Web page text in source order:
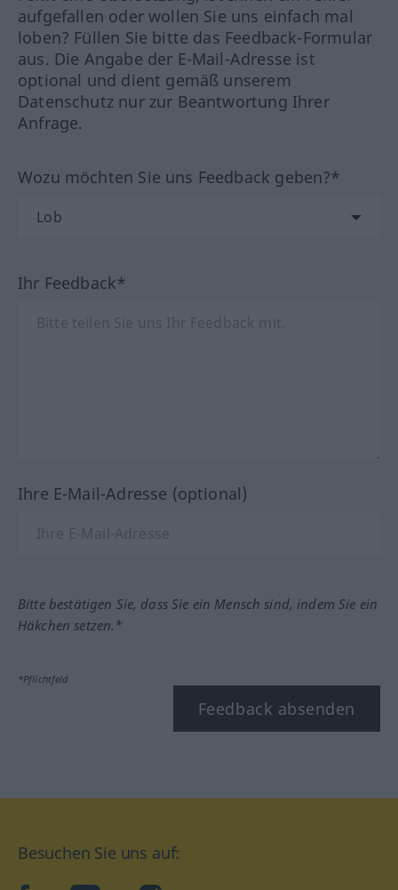
aufgefallen oder wollen Sie uns einfach mal
loben? Füllen Sie bitte das Feedback-Formular
aus. Die Angabe der E-Mail-Adresse ist
optional und dient gemäß unserem
Datenschutz nur zur Beantwortung Ihrer
Anfrage.
Wozu möchten Sie uns Feedback geben?*
Ihr Feedback*
Ihre E-Mail-Adresse (optional)
Bitte bestätigen Sie, dass Sie ein Mensch sind, indem Sie ein
Häkchen setzen.*
*Pflichtfeld
Feedback absenden
Besuchen Sie uns auf: